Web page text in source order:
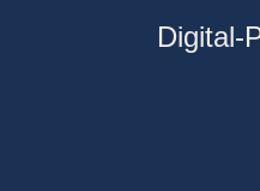
Digital-